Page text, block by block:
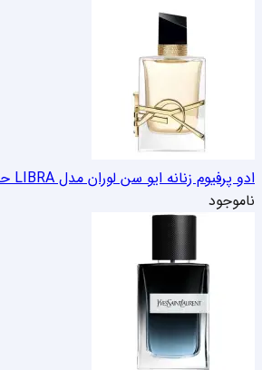
ادو پرفیوم زنانه ایو سن لوران مدل LIBRA حجم 100میل
ناموجود